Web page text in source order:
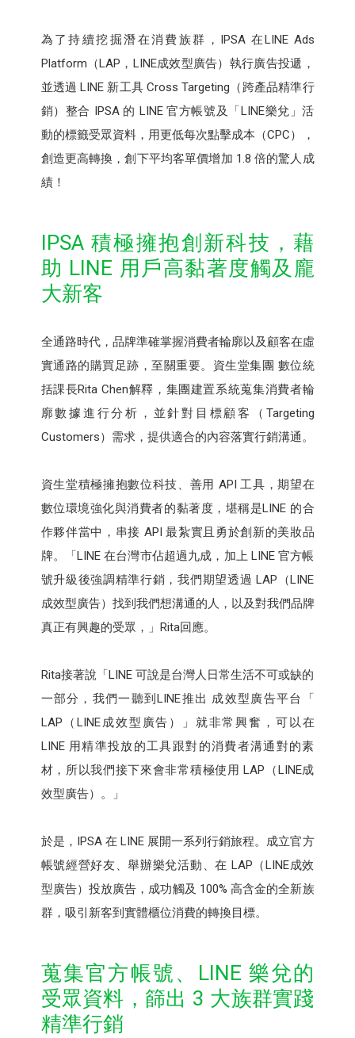
為了持續挖掘潛在消費族群，IPSA 在LINE Ads
Platform（LAP，LINE成效型廣告）執行廣告投遞，
並透過 LINE 新工具 Cross Targeting（跨產品精準行
銷）整合 IPSA 的 LINE 官方帳號及「LINE樂兌」活
動的標籤受眾資料，用更低每次點擊成本（CPC），
創造更高轉換，創下平均客單價增加 1.8 倍的驚人成
績！
IPSA 積極擁抱創新科技，藉
助 LINE 用戶高黏著度觸及龐
大新客
全通路時代，品牌準確掌握消費者輪廓以及顧客在虛
實通路的購買足跡，至關重要。資生堂集團 數位統
括課長Rita Chen解釋，集團建置系統蒐集消費者輪
廓數據進行分析，並針對目標顧客（Targeting
Customers）需求，提供適合的內容落實行銷溝通。
資生堂積極擁抱數位科技、善用 API 工具，期望在
數位環境強化與消費者的黏著度，堪稱是LINE 的合
作夥伴當中，串接 API 最紮實且勇於創新的美妝品
牌。「LINE 在台灣市佔超過九成，加上 LINE 官方帳
號升級後強調精準行銷，我們期望透過 LAP（LINE
成效型廣告）找到我們想溝通的人，以及對我們品牌
真正有興趣的受眾，」Rita回應。
Rita接著說「LINE 可說是台灣人日常生活不可或缺的
一部分，我們一聽到LINE推出 成效型廣告平台「
LAP（LINE成效型廣告）」就非常興奮，可以在
LINE 用精準投放的工具跟對的消費者溝通對的素
材，所以我們接下來會非常積極使用 LAP（LINE成
效型廣告）。」
於是，IPSA 在 LINE 展開一系列行銷旅程。成立官方
帳號經營好友、舉辦樂兌活動、在 LAP（LINE成效
型廣告）投放廣告，成功觸及 100% 高含金的全新族
群，吸引新客到實體櫃位消費的轉換目標。
蒐集官方帳號、LINE 樂兌的
受眾資料，篩出 3 大族群實踐
精準行銷